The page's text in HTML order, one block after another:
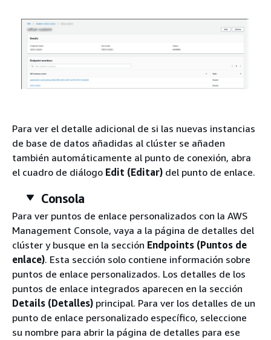
Para ver el detalle adicional de si las nuevas instancias
de base de datos añadidas al clúster se añaden
también automáticamente al punto de conexión, abra
el cuadro de diálogo Edit (Editar) del punto de enlace.
Consola
Para ver puntos de enlace personalizados con la AWS
Management Console, vaya a la página de detalles del
clúster y busque en la sección Endpoints (Puntos de
enlace). Esta sección solo contiene información sobre
puntos de enlace personalizados. Los detalles de los
puntos de enlace integrados aparecen en la sección
Details (Detalles) principal. Para ver los detalles de un
punto de enlace personalizado específico, seleccione
su nombre para abrir la página de detalles para ese